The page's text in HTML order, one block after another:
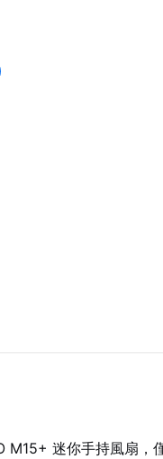
M15+ 迷你手持風扇